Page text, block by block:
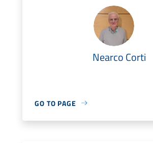
Nearco Corti
GO TO PAGE